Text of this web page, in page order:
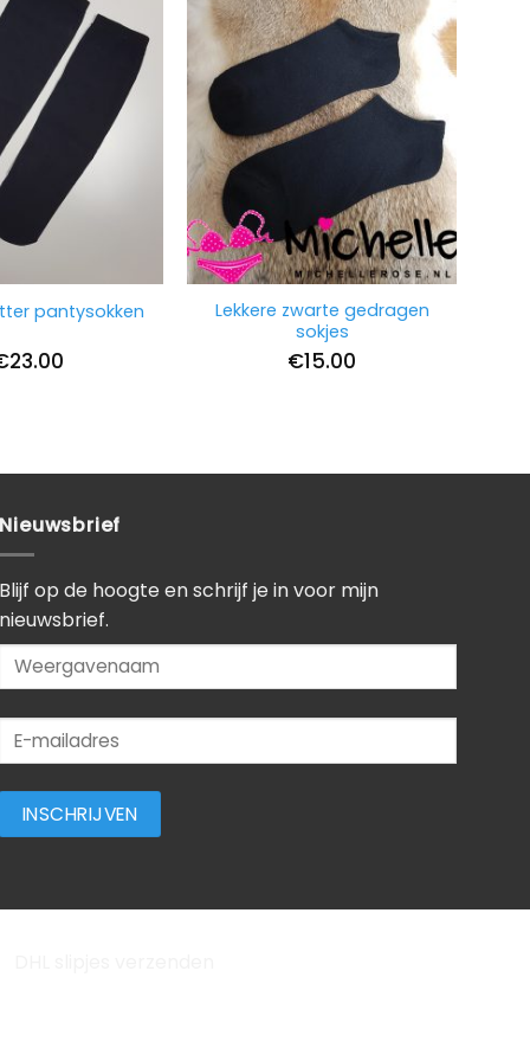
pantysokken
23.00
Lekkere zwarte gedragen
sokjes
€15.00
Nieuwsbrief
Blijf op de hoogte en schrijf je in voor mijn
nieuwsbrief.